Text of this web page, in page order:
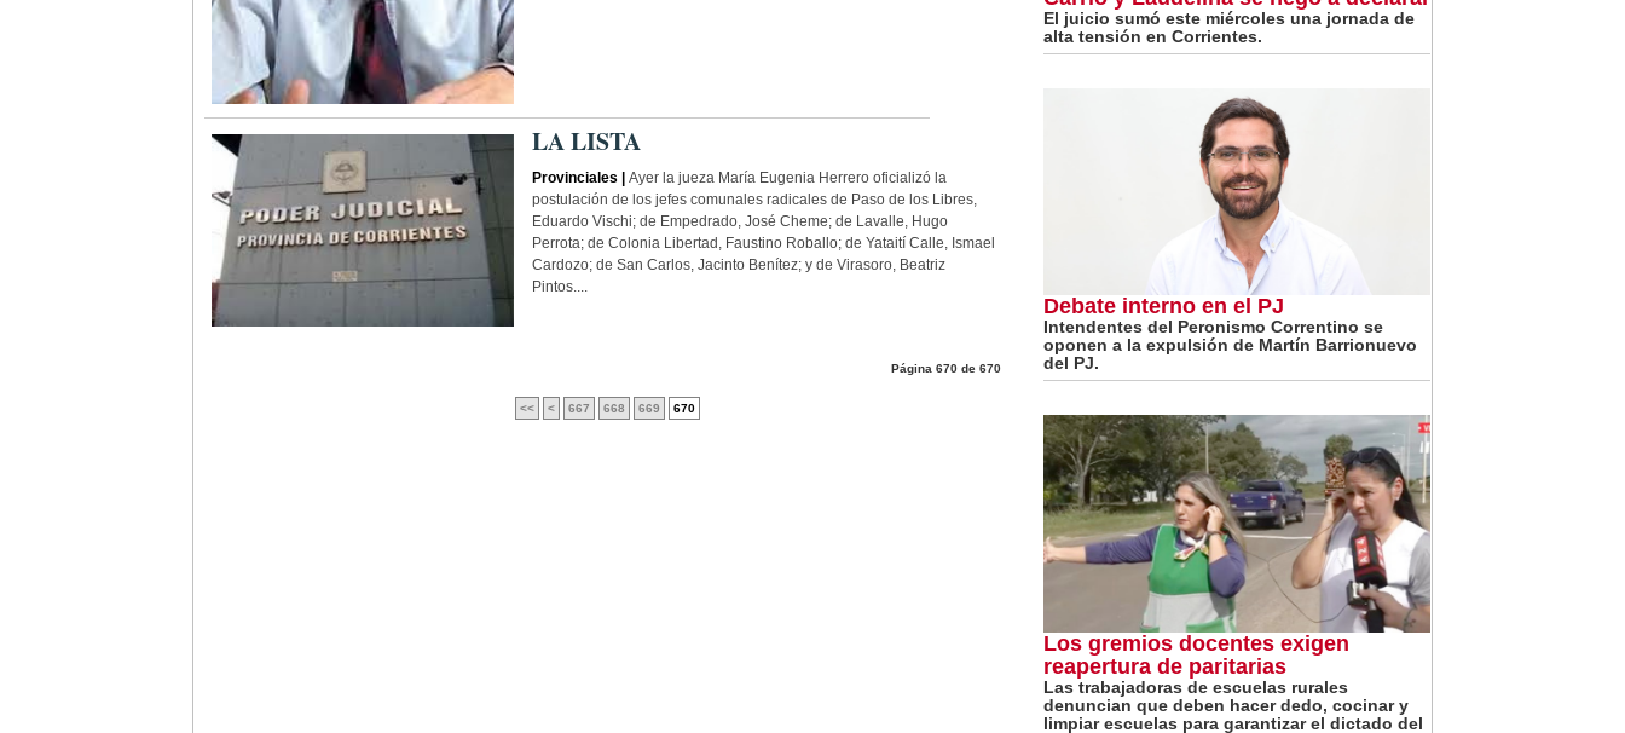
LA LISTA
Provinciales | Ayer la jueza María Eugenia Herrero oficializó la
postulación de los jefes comunales radicales de Paso de los Libres,
Eduardo Vischi; de Empedrado, José Cheme; de Lavalle, Hugo
Perrota; de Colonia Libertad, Faustino Roballo; de Yataití Calle, Ismael
Cardozo; de San Carlos, Jacinto Benítez; y de Virasoro, Beatriz
Pintos....
Página 670 de 670
<< < 667 668 669 670
El juicio sumó este miércoles una jornada de
alta tensión en Corrientes.
Debate interno en el PJ
Intendentes del Peronismo Correntino se
oponen a la expulsión de Martín Barrionuevo
del PJ.
Los gremios docentes exigen
reapertura de paritarias
Las trabajadoras de escuelas rurales
denuncian que deben hacer dedo, cocinar y
limpiar escuelas para garantizar el dictado del